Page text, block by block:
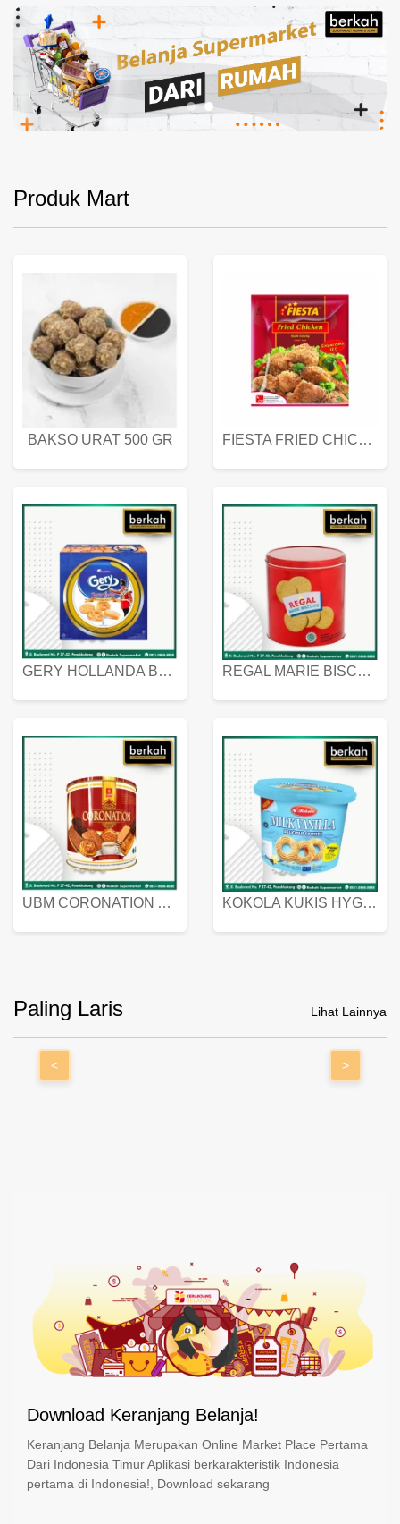
Produk Mart
BAKSO URAT 500 GR FIESTA FRIED CHICKEN 500 GR
GERY HOLLANDA BUTTER COOKIES 450 GRAM REGAL MARIE BISCUIT KALENG 550 GRAM
UBM CORONATION ASSORTED BISKUIT KALENG 450 GRAM KOKOLA KUKIS HYGIENIC MILK VANILLA PACK 320 GR
Paling Laris Lihat Lainnya
< >
Download Keranjang Belanja!
Keranjang Belanja Merupakan Online Market Place Pertama
Dari Indonesia Timur Aplikasi berkarakteristik Indonesia
pertama di Indonesia!, Download sekarang